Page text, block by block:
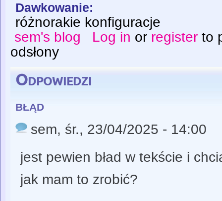
Dawkowanie:
różnorakie konfiguracje
sem's blog
Log in or register to
odsłony
Odpowiedzi
błąd
sem, śr., 23/04/2025 - 14:00
jest pewien bład w tekście i
jak mam to zrobić?